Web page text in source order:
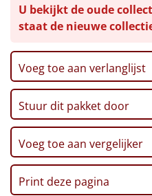
Uniek
Alle thema's
Artikel
Hitster NIEUW
Pizzarette
Tas
Chips, Croky,
Sultana, 3-pack, 43 gr
Pepermunt, 65 gr
Pannenkoekenmix, 400
Speculoos Koekjes, 25 gr
Crackers, 250 gr
Mars, 51 gr
Thee, Bosvruchten, 30
Verpakt in een
U bekijkt de oude
staat de nieuwe
Voeg toe aan verlanglijst
Stuur dit pakket door
Voeg toe aan vergelijker
Print deze pagina